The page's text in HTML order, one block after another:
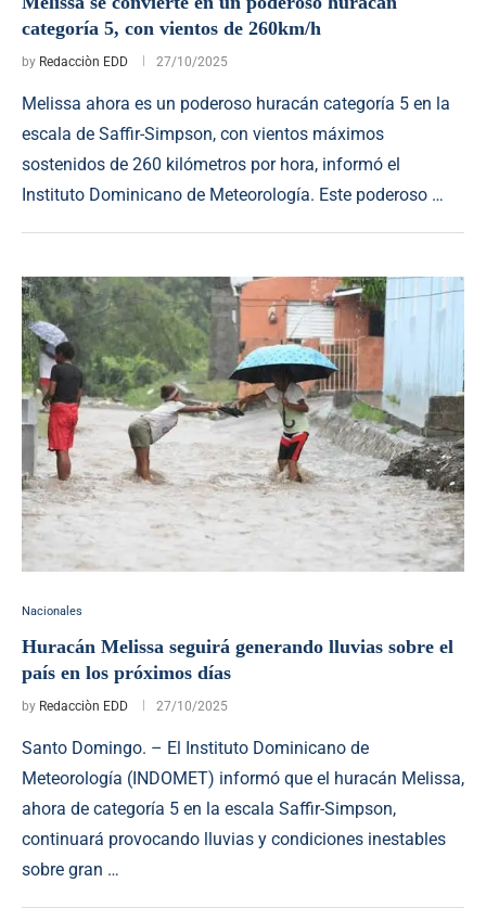
categoría 5, con vientos de 260km/h
by Redacciòn EDD 27/10/2025
Melissa ahora es un poderoso huracán categoría 5 en la
escala de Saffir-Simpson, con vientos máximos
sostenidos de 260 kilómetros por hora, informó el
Instituto Dominicano de Meteorología. Este poderoso …
Nacionales
Huracán Melissa seguirá generando lluvias sobre el
país en los próximos días
by Redacciòn EDD 27/10/2025
Santo Domingo. – El Instituto Dominicano de
Meteorología (INDOMET) informó que el huracán Melissa,
ahora de categoría 5 en la escala Saffir-Simpson,
continuará provocando lluvias y condiciones inestables
sobre gran …